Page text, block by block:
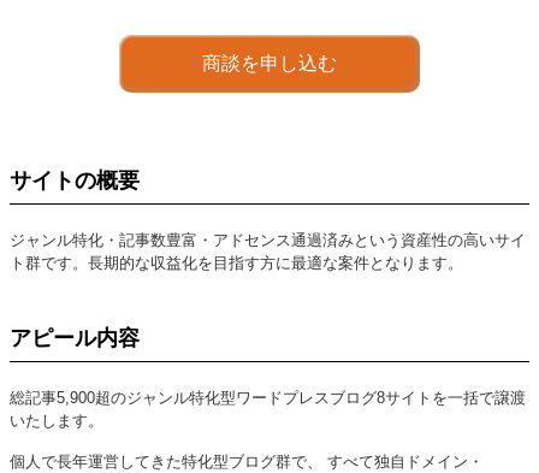
商談を申し込む
サイトの概要
ジャンル特化・記事数豊富・アドセンス通過済みという資産性の高いサイ
ト群です。長期的な収益化を目指す方に最適な案件となります。
アピール内容
総記事5,900超のジャンル特化型ワードプレスブログ8サイトを一括で譲渡
いたします。
個人で長年運営してきた特化型ブログ群で、 すべて独自ドメイン・